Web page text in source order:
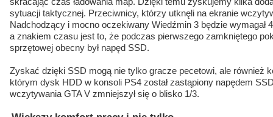
sytuacji taktycznej. Przeciwnicy, którzy utknęli na ekranie
Nadchodzący i mocno oczekiwany Wiedźmin 3 będzie wymagał
a znakiem czasu jest to, że podczas pierwszego zamkniętego
sprzętowej obecny był napęd SSD.
Zyskać dzięki SSD mogą nie tylko gracze pecetowi, ale również
którym dysk HDD w konsoli PS4 został zastąpiony napędem
wczytywania GTA V zmniejszył się o blisko 1/3.